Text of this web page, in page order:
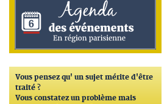
Vous pensez qu' un sujet mérite d'être
traité ?
Vous constatez un problème mais